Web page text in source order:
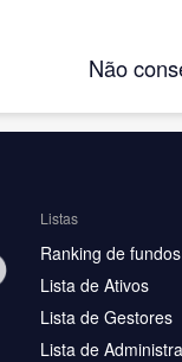
Não
Listas
Ranking de fundos
Lista de Ativos
Lista de Gestores
Lista de